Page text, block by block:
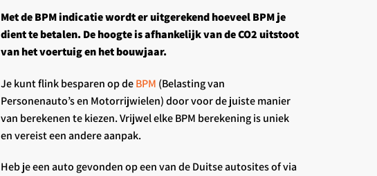
Met de BPM indicatie wordt er uitgerekend hoeveel BPM je
dient te betalen. De hoogte is afhankelijk van de CO2 uitstoot
van het voertuig en het bouwjaar.
Je kunt flink besparen op deBPM (Belasting van
Personenauto’s en Motorrijwielen) door voor de juiste manier
van berekenen te kiezen. Vrijwel elke BPM berekening is uniek
en vereist een andere aanpak.
Heb je een auto gevonden op een van de Duitse autosites of via